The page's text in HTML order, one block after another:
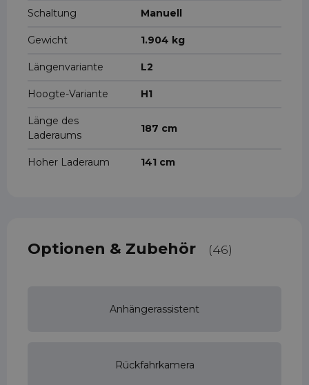
Schaltung Manuell
Gewicht 1.904 kg
Längenvariante L2
Hoogte-Variante H1
Länge des
Laderaums
187 cm
Hoher Laderaum 141 cm
Optionen & Zubehör (46)
Anhängerassistent
Rückfahrkamera